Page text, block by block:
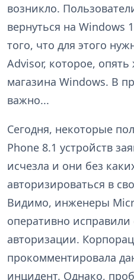
возникло.
вернуться на Windows
того, что для этого
Advisor, которое, опять
магазина Windows. В
важно...
Сегодня, некоторые
Phone 8.1 устройств
исчезла и они без
авторизироваться в
Видимо, инженеры
оперативно
авторизации.
прокомментировала
инцидент. Однако,